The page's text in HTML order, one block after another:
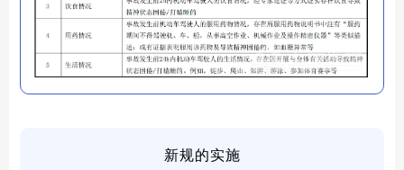
新规的实施